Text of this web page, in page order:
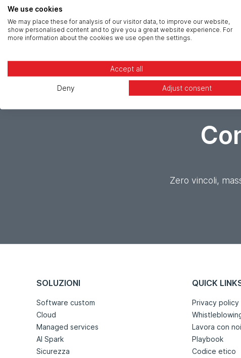
gestione delle griglie in modo da garantire un
smartphone. L’ausilio di asset SVG e immagini
tutti i dispositivi con display ad alta densità.
Zero vincoli,
SOLUZIONI
Software custom
Cloud
Managed services
AI Spark
Sicurezza
QUICK
Privacy policy
Lavora con noi
Playbook
Codice etico
We use cookies
We may place these for analysis of our visitor data, to improve our website,
show personalised content and to give you a great website experience. For
more information about the cookies we use open the settings.
Accept all
Deny Adjust consent